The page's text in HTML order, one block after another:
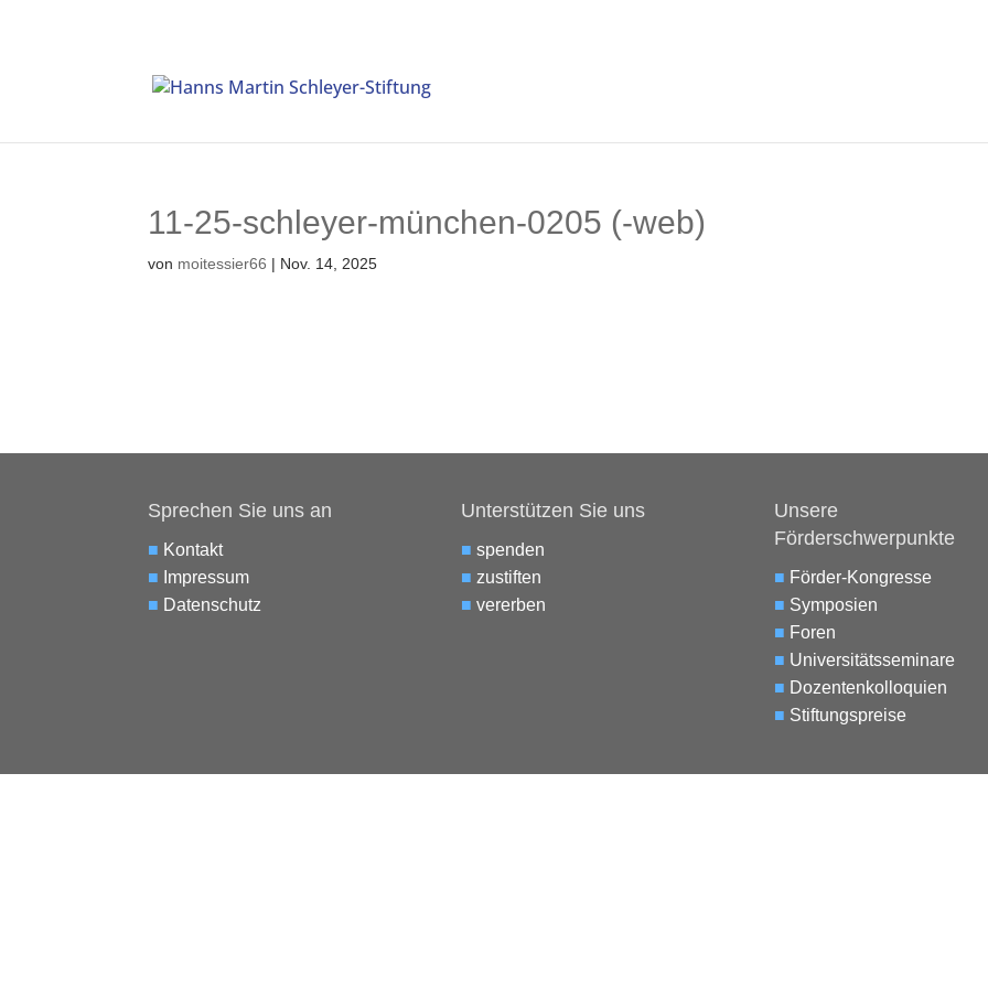
11-25-schleyer-münchen-0205 (-web)
von moitessier66 | Nov. 14, 2025
Sprechen Sie uns an
■ Kontakt
■ Impressum
■ Datenschutz
Unterstützen Sie uns
■ spenden
■ zustiften
■ vererben
Unsere
Förderschwerpunkte
■ Förder-Kongresse
■ Symposien
■ Foren
■ Universitätsseminare
■ Dozentenkolloquien
■ Stiftungspreise